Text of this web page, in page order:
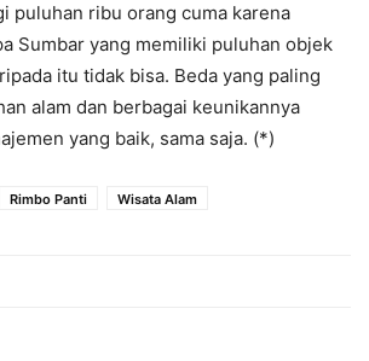
puluhan ribu orang cuma karena
Sumbar yang memiliki puluhan objek
itu tidak bisa. Beda yang paling
alam dan berbagai keunikannya
yang baik, sama saja. (*)
Rimbo Panti Wisata Alam